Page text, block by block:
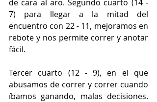
de cara al aro. Segundo cuarto (14 -
7) para llegar a la mitad del
encuentro con 22 - 11, mejoramos en
rebote y nos permite correr y anotar
fácil.
Tercer cuarto (12 - 9), en el que
abusamos de correr y correr cuando
íbamos ganando, malas decisiones.